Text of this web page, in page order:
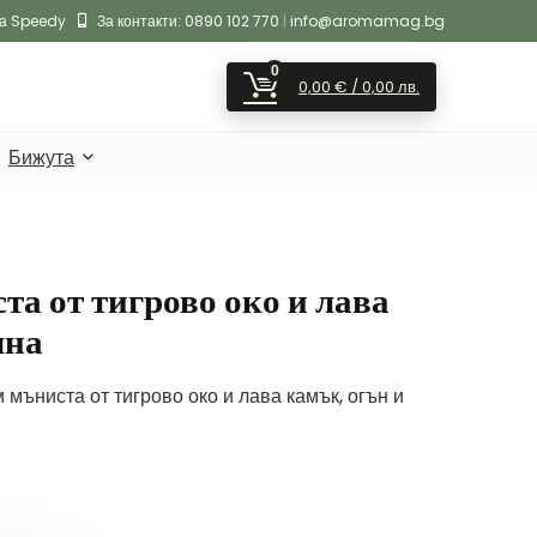
Speedy За контакти: 0890 102 770 | info@aromamag.bg
0
0,00 € / 0,00 лв.
Бижута
от тигрово око и лава
от тигрово око и лава камък, огън и